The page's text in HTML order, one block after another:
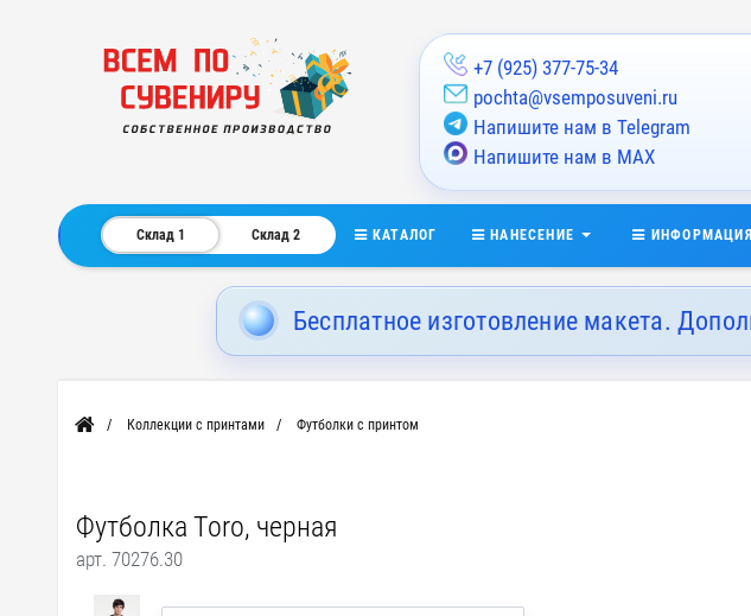
+7 (925) 377-75-34
pochta@vsemposuveni.ru
Напишите нам в Telegram
Напишите нам в MAX
Склад 1 Склад 2 КАТАЛОГ НАНЕСЕНИЕ ИНФОРМАЦИЯ
Бесплатное изготовление макета.
Главная Коллекции с принтами Футболки с принтом
Футболка Toro, черная
арт. 70276.30